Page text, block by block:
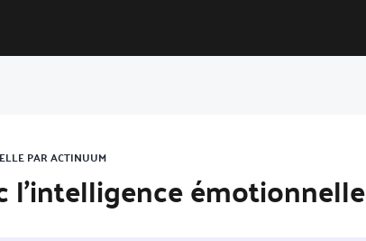
PAR ACTINUUM
l’intelligence émotionnelle